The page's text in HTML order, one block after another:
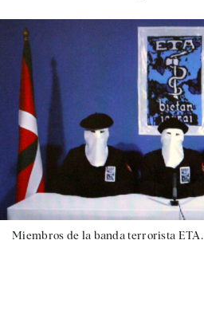
Miembros de la banda terrorista ETA.